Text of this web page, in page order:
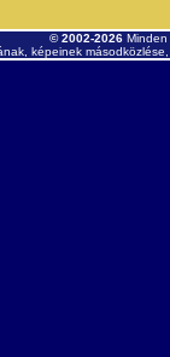
© 2002-2026
képeinek